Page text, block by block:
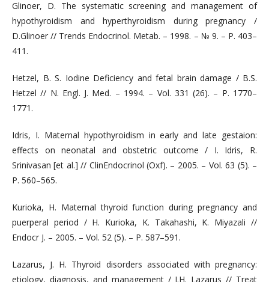
Glinoer, D. The systematic screening and management of
hypothyroidism and hyperthyroidism during pregnancy /
D.Glinoer // Trends Endocrinol. Metab. – 1998. – № 9. – Р. 403–
411.
Hetzel, B. S. Iodine Deficiency and fetal brain damage / B.S.
Hetzel // N. Engl. J. Med. – 1994. – Vol. 331 (26). – Р. 1770–
1771.
Idris, I. Maternal hypothyroidism in early and late gestaion:
effects on neonatal and obstetric outcome / I. Idris, R.
Srinivasan [et al.] // ClinEndocrinol (Oxf). – 2005. – Vol. 63 (5). –
Р. 560–565.
Kurioka, H. Maternal thyroid function during pregnancy and
puerperal period / H. Kurioka, K. Takahashi, K. Miyazali //
Endocr J. – 2005. – Vol. 52 (5). – P. 587–591.
Lazarus, J. H. Thyroid disorders associated with pregnancy:
etiology, diagnosis, and management / J.H. Lazarus // Treat